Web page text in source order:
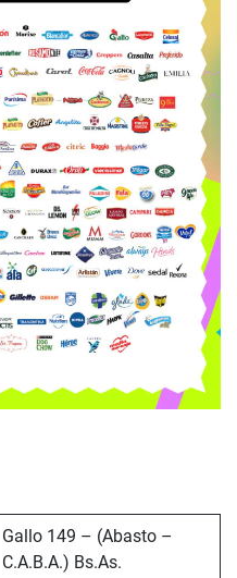
Gallo 149 – (Abasto –
C.A.B.A.) Bs.As.